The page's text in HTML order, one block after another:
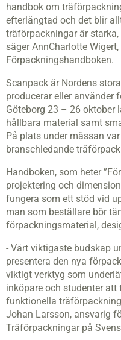
handbok om
efterlängtad och det blir
träförpackningar är
säger AnnCharlotte
Förpackningshandboken.
Scanpack är Nordens
producerar eller använder
Göteborg 23 – 26
hållbara material samt
På plats under mässan
branschledande
Handboken, som heter
projektering och
fungera som ett stöd vid
man som beställare bör
förpackningsmaterial,
- Vårt viktigaste budskap
presentera den nya
viktigt verktyg som
inköpare och studenter
funktionella
Johan Larsson, ansvarig
Träförpackningar på